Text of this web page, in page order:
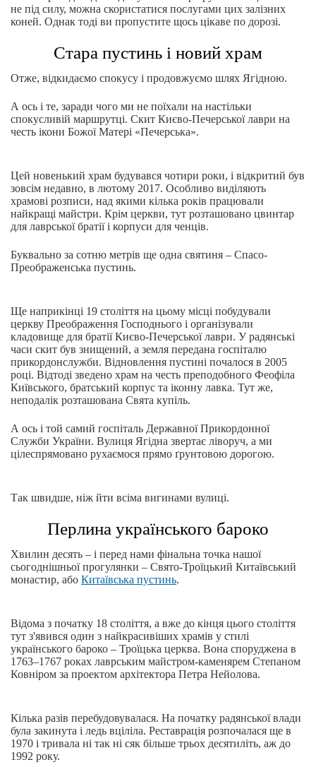
не під силу, можна скористатися послугами цих залізних
коней. Однак тоді ви пропустите щось цікаве по дорозі.
Стара пустинь і новий храм
Отже, відкидаємо спокусу і продовжуємо шлях Ягідною.
А ось і те, заради чого ми не поїхали на настільки
спокусливій маршрутці. Скит Києво-Печерської лаври на
честь ікони Божої Матері «Печерська».
Цей новенький храм будувався чотири роки, і відкритий був
зовсім недавно, в лютому 2017. Особливо виділяють
храмові розписи, над якими кілька років працювали
найкращі майстри. Крім церкви, тут розташовано цвинтар
для лаврської братії і корпуси для ченців.
Буквально за сотню метрів ще одна святиня – Спасо-
Преображенська пустинь.
Ще наприкінці 19 століття на цьому місці побудували
церкву Преображення Господнього і організували
кладовище для братії Києво-Печерської лаври. У радянські
часи скит був знищений, а земля передана госпіталю
прикордонслужби. Відновлення пустині почалося в 2005
році. Відтоді зведено храм на честь преподобного Феофіла
Київського, братський корпус та іконну лавка. Тут же,
неподалік розташована Свята купіль.
А ось і той самий госпіталь Державної Прикордонної
Служби України. Вулиця Ягідна звертає ліворуч, а ми
цілеспрямовано рухаємося прямо ґрунтовою дорогою.
Так швидше, ніж йти всіма вигинами вулиці.
Перлина українського бароко
Хвилин десять – і перед нами фінальна точка нашої
сьогоднішньої прогулянки – Свято-Троїцький Китаївський
монастир, або Китаївська пустинь.
Відома з початку 18 століття, а вже до кінця цього століття
тут з'явився один з найкрасивіших храмів у стилі
українського бароко – Троїцька церква. Вона споруджена в
1763–1767 роках лаврським майстром-каменярем Степаном
Ковніром за проектом архітектора Петра Нейолова.
Кілька разів перебудовувалася. На початку радянської влади
була закинута і ледь вціліла. Реставрація розпочалася ще в
1970 і тривала ні так ні сяк більше трьох десятиліть, аж до
1992 року.